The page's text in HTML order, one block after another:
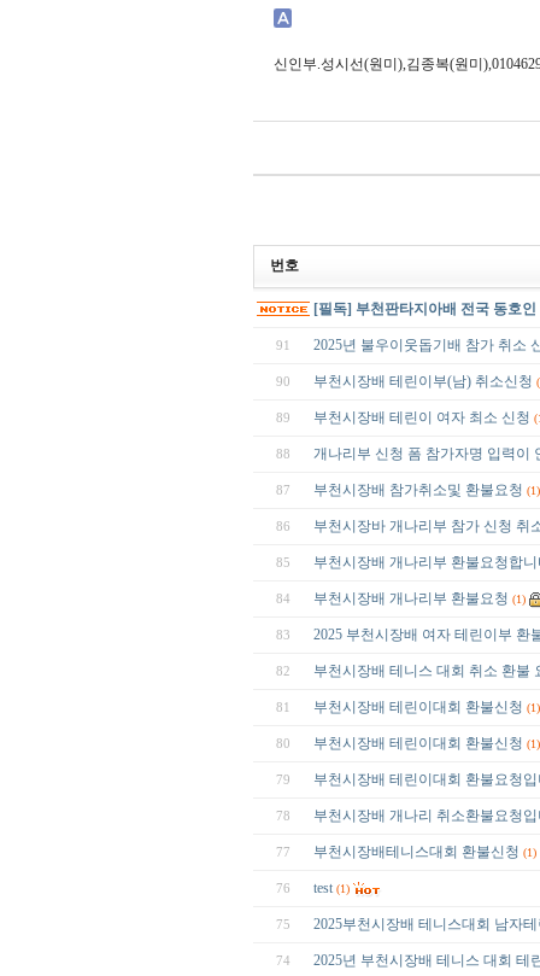
신인부.성시선(원미),김종복(원미
번호
[필독] 부천판타지아배 전국 동호
91 2025년 불우이웃돕기배 참가 취소
90 부천시장배 테린이부(남) 취소신청
89 부천시장배 테린이 여자 최소 신청
88 개나리부 신청 폼 참가자명 입력이
87 부천시장배 참가취소및 환불요청 (1)
86 부천시장바 개나리부 참가 신청 취
85 부천시장배 개나리부 환불요청합
84 부천시장배 개나리부 환불요청 (1)
83 2025 부천시장배 여자 테린이부 환
82 부천시장배 테니스 대회 취소 환불
81 부천시장배 테린이대회 환불신청 (1)
80 부천시장배 테린이대회 환불신청 (1)
79 부천시장배 테린이대회 환불요청
78 부천시장배 개나리 취소환불요청
77 부천시장배테니스대회 환불신청 (1)
76 test (1)
75 2025부천시장배 테니스대회 남자
74 2025년 부천시장배 테니스 대회 테